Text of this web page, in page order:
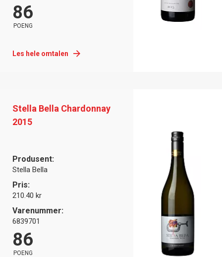
86
POENG
Les hele omtalen
Stella Bella Chardonnay
2015
Produsent:
Stella Bella
Pris:
210.40 kr
Varenummer:
6839701
86
POENG